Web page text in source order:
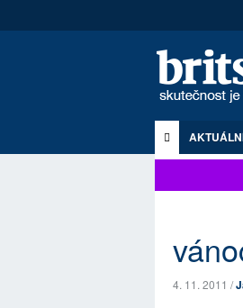
4. 11. 2011 /